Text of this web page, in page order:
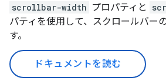
scrollbar-width プロパティと
パティを使用して、スクロールバー
す。
ドキュメントを読む